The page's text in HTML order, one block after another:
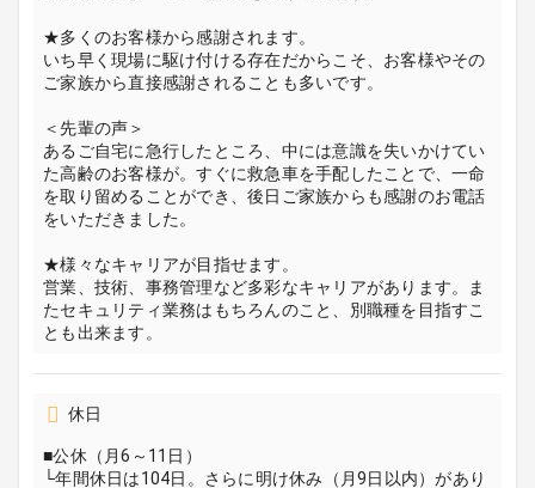
★多くのお客様から感謝されます。
いち早く現場に駆け付ける存在だからこそ、お客様やその
ご家族から直接感謝されることも多いです。
＜先輩の声＞
あるご自宅に急行したところ、中には意識を失いかけてい
た高齢のお客様が。すぐに救急車を手配したことで、一命
を取り留めることができ、後日ご家族からも感謝のお電話
をいただきました。
★様々なキャリアが目指せます。
営業、技術、事務管理など多彩なキャリアがあります。ま
たセキュリティ業務はもちろんのこと、別職種を目指すこ
とも出来ます。
休日
■公休（月6～11日）
└年間休日は104日。さらに明け休み（月9日以内）があり